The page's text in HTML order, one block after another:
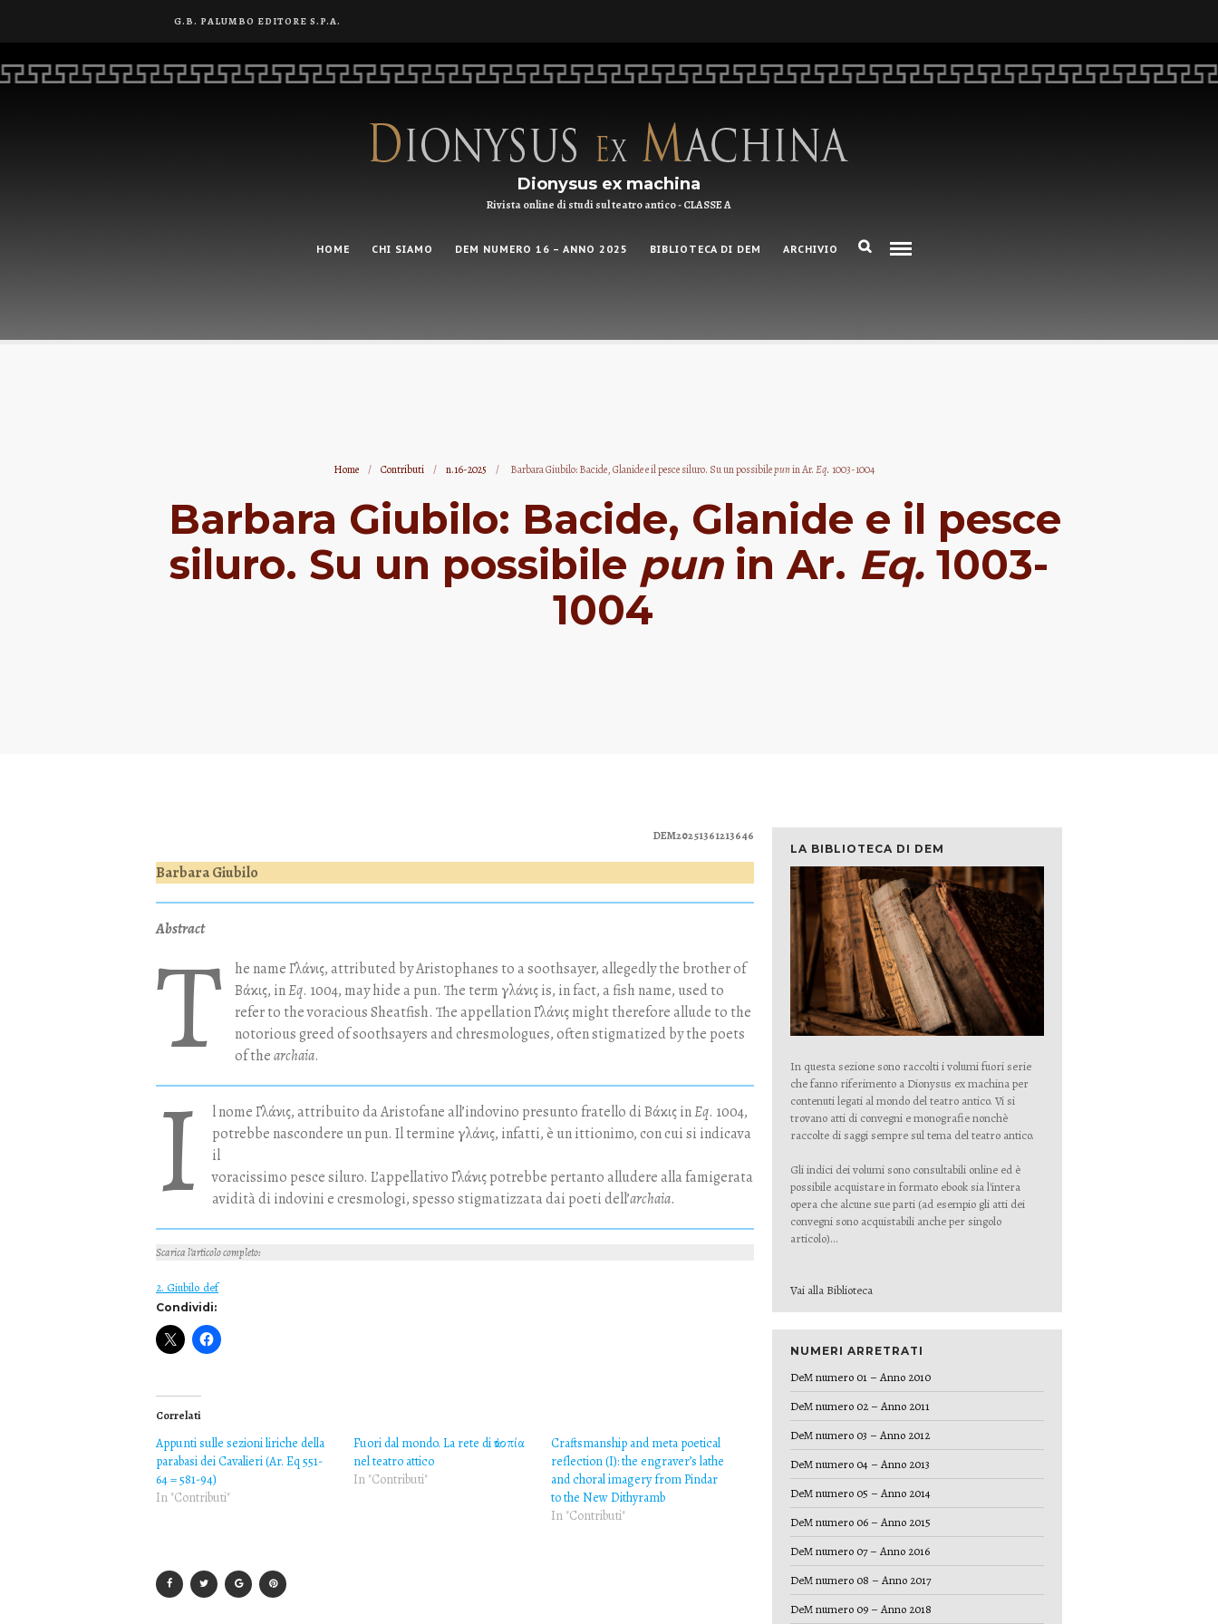
G.B. PALUMBO EDITORE S.P.A.
Dionysus ex machina
Rivista online di studi sul teatro antico - CLASSE A
HOME CHI SIAMO DEM NUMERO 16 – ANNO 2025 BIBLIOTECA DI DEM ARCHIVIO
Home / Contributi / n.16-2025 / Barbara Giubilo: Bacide, Glanide e il pesce siluro. Su un possibilepunin Ar.Eq. 1003-1004
Barbara Giubilo: Bacide, Glanide e il pesce
siluro. Su un possibile punin Ar. Eq. 1003-
1004
DEM20251361213646
Barbara Giubilo
Abstract
T
he name Γλάνις, attributed by Aristophanes to a soothsayer, allegedly the brother of
Βάκις, inEq. 1004, may hide a pun. The term γλάνις is, in fact, a fish name, used to
refer to the voracious Sheatfish. The appellation Γλάνις might therefore allude to the
notorious greed of soothsayers and chresmologues, often stigmatized by the poets
of thearchaia.
I l nome Γλάνις, attribuito da Aristofane all’indovino presunto fratello di Βάκις inEq. 1004,
potrebbe nascondere un pun. Il termine γλάνις, infatti, è un ittionimo, con cui si indicava
il
voracissimo pesce siluro. L’appellativo Γλάνις potrebbe pertanto alludere alla famigerata
avidità di indovini e cresmologi, spesso stigmatizzata dai poeti dell’archaia.
Scarica l’articolo completo:
2. Giubilo_def
Condividi:
Correlati
Appunti sulle sezioni liriche della
parabasi dei Cavalieri (Ar. Eq 551-
64 = 581-94)
In "Contributi"
Fuori dal mondo. La rete di ἀτοπία
nel teatro attico
In "Contributi"
Craftsmanship and meta poetical
reflection (I): the engraver’s lathe
and choral imagery from Pindar
to the New Dithyramb
In "Contributi"
LA BIBLIOTECA DI DEM
In questa sezione sono raccolti i volumi fuori serie
che fanno riferimento a Dionysus ex machina per
contenuti legati al mondo del teatro antico. Vi si
trovano atti di convegni e monografie nonchè
raccolte di saggi sempre sul tema del teatro antico.
Gli indici dei volumi sono consultabili online ed è
possibile acquistare in formato ebook sia l'intera
opera che alcune sue parti (ad esempio gli atti dei
convegni sono acquistabili anche per singolo
articolo)...
Vai alla Biblioteca
NUMERI ARRETRATI
DeM numero 01 – Anno 2010
DeM numero 02 – Anno 2011
DeM numero 03 – Anno 2012
DeM numero 04 – Anno 2013
DeM numero 05 – Anno 2014
DeM numero 06 – Anno 2015
DeM numero 07 – Anno 2016
DeM numero 08 – Anno 2017
DeM numero 09 – Anno 2018